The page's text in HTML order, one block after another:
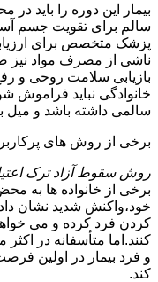
بیمار این دوره را باید
سالم برای تقویت جسم
پزشک متخصص برای
ناشی از مصرف مواد
بازیابی سلامت روحی و
خانوادگی نباید فراموش
سالمی داشته باشد و میل
برخی از روش های
روش سقوط آزاد ترک
برخی از خانواده ها به
خود،واکنش شدید نشان
کردن فرد کرده و می
کنند.اما متأسفانه در
و فرد بیمار در اولین
کند.